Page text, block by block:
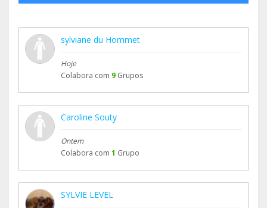
sylviane du Hommet
Hoje
Colabora com 9 Grupos
Caroline Souty
Ontem
Colabora com 1 Grupo
SYLVIE LEVEL